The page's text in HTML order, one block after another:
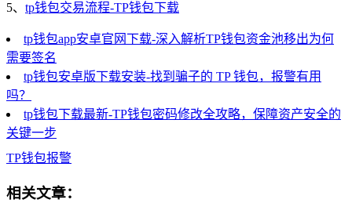
5、 tp钱包交易流程-TP钱包下载
tp钱包app安卓官网下载-深入解析TP钱包资金池移出为何
需要签名
tp钱包安卓版下载安装-找到骗子的 TP 钱包，报警有用
吗？
tp钱包下载最新-TP钱包密码修改全攻略，保障资产安全的
关键一步
TP钱包报警
相关文章：